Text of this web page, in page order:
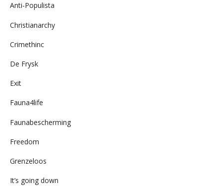
Anti-Populista
Christianarchy
Crimethinc
De Frysk
Exit
Fauna4life
Faunabescherming
Freedom
Grenzeloos
It’s going down